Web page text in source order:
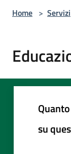
Home > Servizi
su